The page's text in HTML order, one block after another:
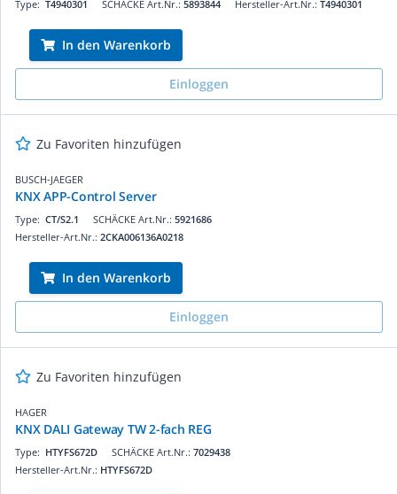
SCHÄCKE Art.Nr.: 5893844
Type: T4940301 Hersteller-Art.Nr.: T4940301
In den Warenkorb
Einloggen
Zu Favoriten hinzufügen
BUSCH-JAEGER
KNX APP-Control Server
SCHÄCKE Art.Nr.: 5921686
Type: CT/S2.1
Hersteller-Art.Nr.: 2CKA006136A0218
In den Warenkorb
Einloggen
Zu Favoriten hinzufügen
HAGER
KNX DALI Gateway TW 2-fach REG
SCHÄCKE Art.Nr.: 7029438
Type: HTYFS672D
Hersteller-Art.Nr.: HTYFS672D